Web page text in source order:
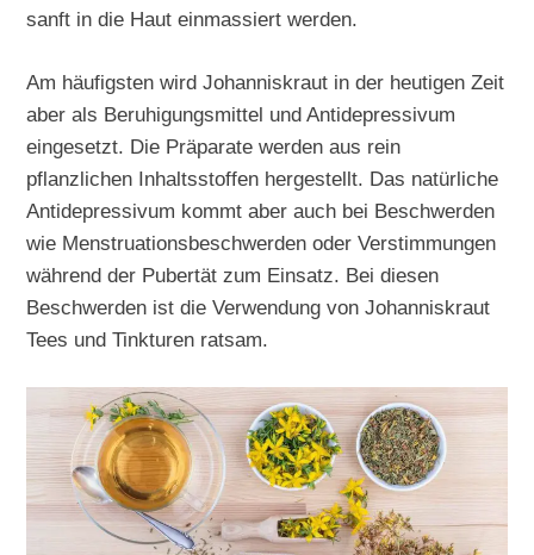
sanft in die Haut einmassiert werden.
Am häufigsten wird Johanniskraut in der heutigen Zeit
aber als Beruhigungsmittel und Antidepressivum
eingesetzt. Die Präparate werden aus rein
pflanzlichen Inhaltsstoffen hergestellt. Das natürliche
Antidepressivum kommt aber auch bei Beschwerden
wie Menstruationsbeschwerden oder Verstimmungen
während der Pubertät zum Einsatz. Bei diesen
Beschwerden ist die Verwendung von Johanniskraut
Tees und Tinkturen ratsam.